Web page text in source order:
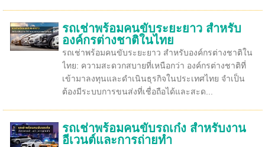
รถเช่าพร้อมคนขับระยะยาว สำหรับ
องค์กรต่างชาติในไทย
รถเช่าพร้อมคนขับระยะยาว สำหรับองค์กรต่างชาติใน
ไทย: ความสะดวกสบายที่เหนือกว่า องค์กรต่างชาติที่
เข้ามาลงทุนและดำเนินธุรกิจในประเทศไทย จำเป็น
ต้องมีระบบการขนส่งที่เชื่อถือได้และสะด...
รถเช่าพร้อมคนขับรถเก๋ง สำหรับงาน
อีเวนต์และการถ่ายทำ